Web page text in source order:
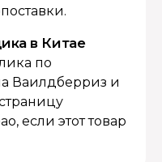
в Китае
по
Ваилдберриз и
если этот товар